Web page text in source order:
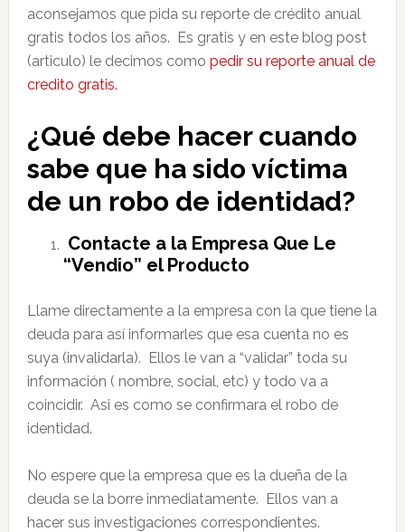
aconsejamos que pida su reporte de crédito anual
gratis todos los años. Es gratis y en este blog post
(articulo) le decimos como pedir su reporte anual de
credito gratis.
¿Qué debe hacer cuando
sabe que ha sido víctima
de un robo de identidad?
Contacte a la Empresa Que Le
“Vendio” el Producto
Llame directamente a la empresa con la que tiene la
deuda para así informarles que esa cuenta no es
suya (invalidarla). Ellos le van a “validar” toda su
información ( nombre, social, etc) y todo va a
coincidir. Asi es como se confirmara el robo de
identidad.
No espere que la empresa que es la dueña de la
deuda se la borre inmediatamente. Ellos van a
hacer sus investigaciones correspondientes.